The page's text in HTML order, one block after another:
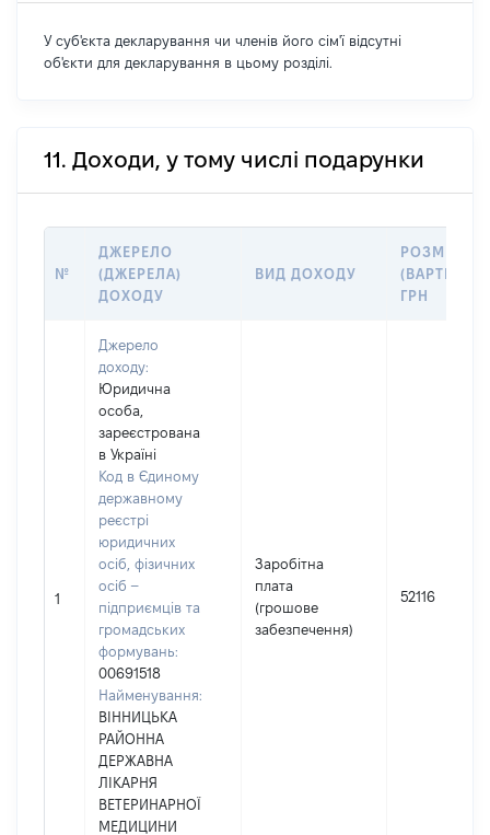
У суб'єкта декларування чи членів його сім'ї відсутні
об'єкти для декларування в цьому розділі.
11. Доходи, у тому числі подарунки
№
ДЖЕРЕЛО
(ДЖЕРЕЛА)
ДОХОДУ
ВИД ДОХОДУ
РОЗМІР
(ВАРТІСТЬ),
ГРН
1
Джерело
доходу:
Юридична
особа,
зареєстрована
в Україні
Код в Єдиному
державному
реєстрі
юридичних
осіб, фізичних
осіб –
підприємців та
громадських
формувань:
00691518
Найменування:
ВІННИЦЬКА
РАЙОННА
ДЕРЖАВНА
ЛІКАРНЯ
ВЕТЕРИНАРНОЇ
МЕДИЦИНИ
Заробітна
плата
(грошове
забезпечення)
52116